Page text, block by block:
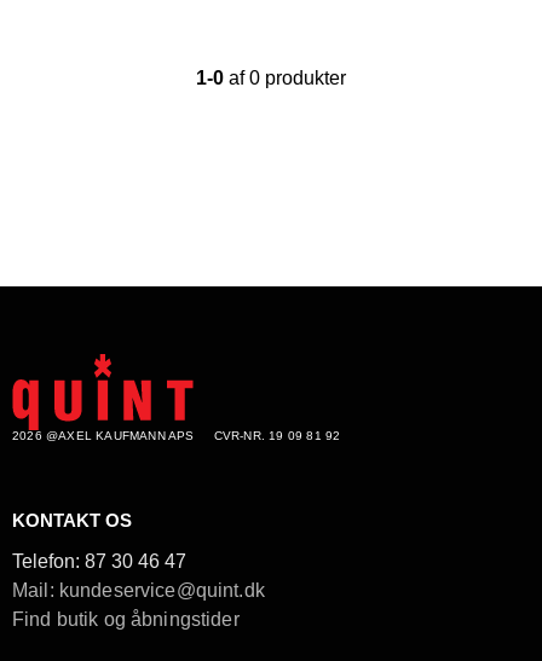
1-0 af 0 produkter
2026 @AXEL KAUFMANN APS CVR-NR. 19 09 81 92
KONTAKT OS
Telefon: 87 30 46 47
Mail: kundeservice@quint.dk
Find butik og åbningstider